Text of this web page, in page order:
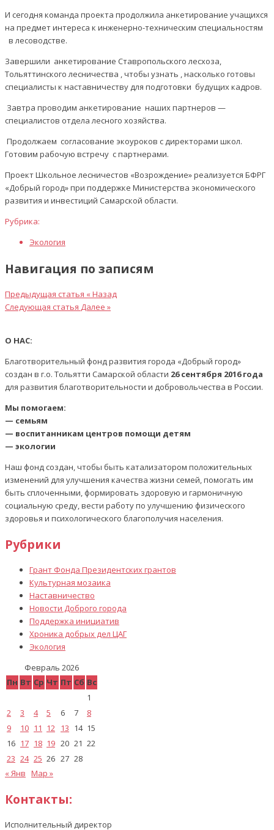
И сегодня команда проекта продолжила анкетирование учащихся
на предмет интереса к инженерно-техническим специальностям
в лесоводстве.
Завершили анкетирование Ставропольского лесхоза,
Тольяттинского лесничества , чтобы узнать , насколько готовы
специалисты к наставничеству для подготовки будущих кадров.
Завтра проводим анкетирование наших партнеров —
специалистов отдела лесного хозяйства.
Продолжаем согласование экоуроков с директорами школ.
Готовим рабочую встречу с партнерами.
Проект Школьное лесничестов «Возрождение» реализуется БФРГ
«Добрый город» при поддержке Министерства экономического
развития и инвестиций Самарской области.
Рубрика:
Экология
Навигация по записям
Предыдущая статья « Назад
Следующая статья Далее »
О НАС:
Благотворительный фонд развития города «Добрый город»
создан в г.о. Тольятти Самарской области 26 сентября 2016 года
для развития благотворительности и добровольчества в России.
Мы помогаем:
— семьям
— воспитанникам центров помощи детям
— экологии
Наш фонд создан, чтобы быть катализатором положительных
изменений для улучшения качества жизни семей, помогать им
быть сплоченными, формировать здоровую и гармоничную
социальную среду, вести работу по улучшению физического
здоровья и психологического благополучия населения.
Рубрики
Грант Фонда Президентских грантов
Культурная мозаика
Наставничество
Новости Доброго города
Поддержка инициатив
Хроника добрых дел ЦАГ
Экология
Февраль 2026
Пн Вт Ср Чт Пт Сб Вс
1
2
3 4 5 6 7
8
9
10 11 12 13 14 15
16 17 18 19 20 21 22
23 24 25 26 27 28
« Янв Мар »
Контакты:
Исполнительный директор